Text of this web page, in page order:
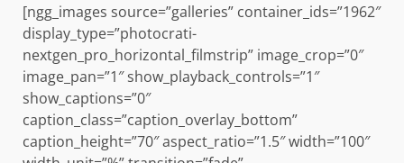
[ngg_images source=”galleries” container_ids=”1962″
display_type=”photocrati-
nextgen_pro_horizontal_filmstrip” image_crop=”0″
image_pan=”1″ show_playback_controls=”1″
show_captions=”0″
caption_class=”caption_overlay_bottom”
caption_height=”70″ aspect_ratio=”1.5″ width=”100″